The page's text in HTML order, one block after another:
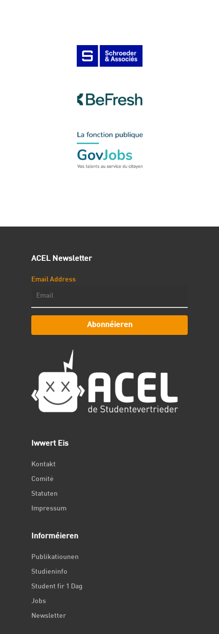
ACEL Newsletter
Email Address
Abonnéieren
Iwwert Eis
Kontakt
Comité
Statuten
Impressum
Informéieren
Publikatiounen
Studieninfo
Student fir 1 Dag
Jobs
Newsletter